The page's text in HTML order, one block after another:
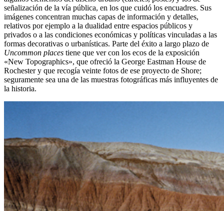
señalización de la vía pública, en los que cuidó los encuadres. Sus
imágenes concentran muchas capas de información y detalles,
relativos por ejemplo a la dualidad entre espacios públicos y
privados o a las condiciones económicas y políticas vinculadas a las
formas decorativas o urbanísticas. Parte del éxito a largo plazo de
Uncommon places tiene que ver con los ecos de la exposición
«New Topographics», que ofreció la George Eastman House de
Rochester y que recogía veinte fotos de ese proyecto de Shore;
seguramente sea una de las muestras fotográficas más influyentes de
la historia.